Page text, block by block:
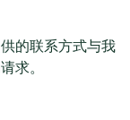
的联系方式与我
求。